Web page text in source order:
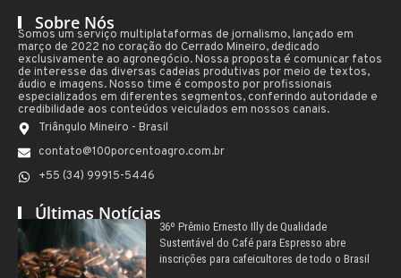
Sobre Nós
Somos um serviço multiplataformas de jornalismo, lançado em
março de 2022 no coração do Cerrado Mineiro, dedicado
exclusivamente ao agronegócio. Nossa proposta é comunicar fatos
de interesse das diversas cadeias produtivas por meio de textos,
áudio e imagens. Nosso time é composto por profissionais
especializados em diferentes segmentos, conferindo autoridade e
credibilidade aos conteúdos veiculados em nossos canais.
Triângulo Mineiro - Brasil
contato@100porcentoagro.com.br
+55 (34) 99915-5446
Últimas Notícias
36º Prêmio Ernesto Illy de Qualidade
Sustentável do Café para Espresso abre
inscrições para cafeicultores de todo o Brasil